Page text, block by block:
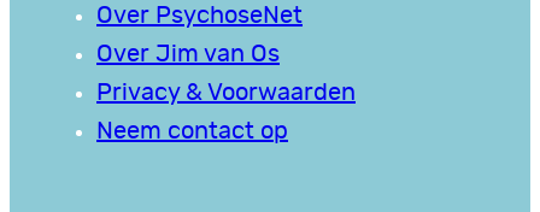
Over PsychoseNet
Over Jim van Os
Privacy & Voorwaarden
Neem contact op